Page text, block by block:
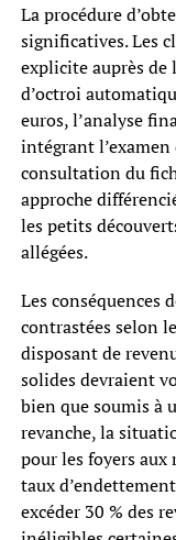
La procédure
significatives. Les
explicite auprès de
d’octroi
euros, l’analyse
intégrant l’examen
consultation du
approche
les petits
allégées.
Les conséquences
contrastées selon
disposant de
solides devraient
bien que soumis à
revanche, la
pour les foyers aux
taux
excéder 30 % des